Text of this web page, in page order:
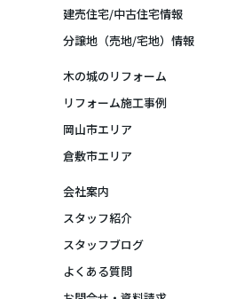
建売住宅/中古住宅情報
分譲地（売地/宅地）情報
木の城のリフォーム
リフォーム施工事例
岡山市エリア
倉敷市エリア
会社案内
スタッフ紹介
スタッフブログ
よくある質問